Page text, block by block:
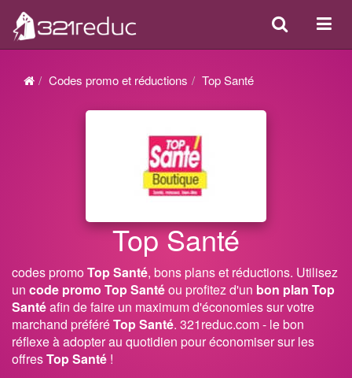
ou
Search
Codes promo et réductions Top Santé
Top Santé
codes promoTop Santé, bons plans et réductions. Utilisez
un code promo Top Santéou profitez d'un bon plan Top
Santéafin de faire un maximum d'économies sur votre
marchand préféréTop Santé. 321reduc.com - le bon
réflexe à adopter au quotidien pour économiser sur les
offresTop Santé !